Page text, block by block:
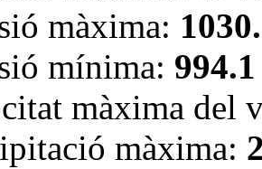
màxima:
mínima:
màxima del
màxima: